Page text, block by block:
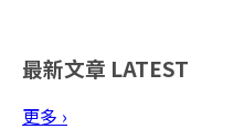
最新文章 LATEST
更多 ›